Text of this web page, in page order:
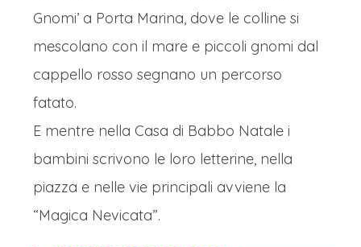
Gnomi’ a Porta Marina, dove le colline si
mescolano con il mare e piccoli gnomi dal
cappello rosso segnano un percorso
fatato.
E mentre nella Casa di Babbo Natale i
bambini scrivono le loro letterine, nella
piazza e nelle vie principali avviene la
“Magica Nevicata”.